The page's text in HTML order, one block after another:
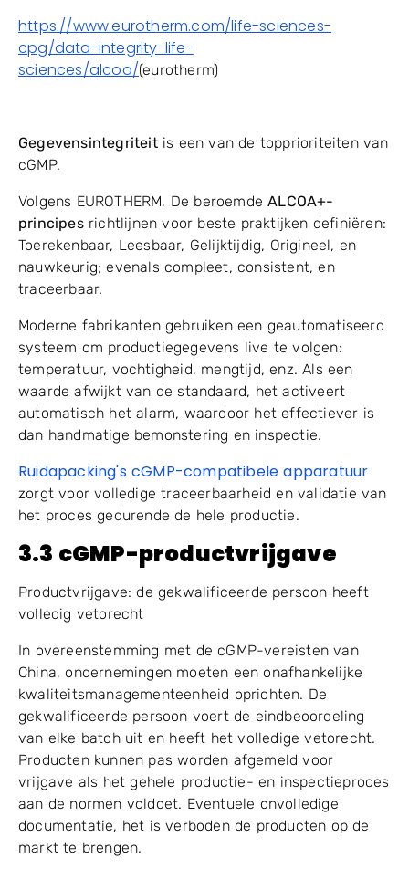
https://www.eurotherm.com/life-sciences-
cpg/data-integrity-life-
sciences/alcoa/(eurotherm)
Gegevensintegriteitis een van de topprioriteiten van
cGMP.
Volgens EUROTHERM, De beroemdeALCOA+-
principesrichtlijnen voor beste praktijken definiëren:
Toerekenbaar, Leesbaar, Gelijktijdig, Origineel, en
nauwkeurig; evenals compleet, consistent, en
traceerbaar.
Moderne fabrikanten gebruiken een geautomatiseerd
systeem om productiegegevens live te volgen:
temperatuur, vochtigheid, mengtijd, enz. Als een
waarde afwijkt van de standaard, het activeert
automatisch het alarm, waardoor het effectiever is
dan handmatige bemonstering en inspectie.
Ruidapacking's cGMP-compatibele apparatuur
zorgt voor volledige traceerbaarheid en validatie van
het proces gedurende de hele productie.
3.3 cGMP-productvrijgave
Productvrijgave: de gekwalificeerde persoon heeft
volledig vetorecht
In overeenstemming met de cGMP-vereisten van
China, ondernemingen moeten een onafhankelijke
kwaliteitsmanagementeenheid oprichten. De
gekwalificeerde persoon voert de eindbeoordeling
van elke batch uit en heeft het volledige vetorecht.
Producten kunnen pas worden afgemeld voor
vrijgave als het gehele productie- en inspectieproces
aan de normen voldoet. Eventuele onvolledige
documentatie, het is verboden de producten op de
markt te brengen.